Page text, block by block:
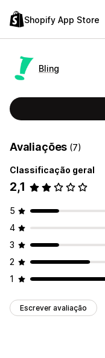
Shopify App Store
Bling
Avaliações (7)
Classificação geral
2,1
5
4
3
2
1
Escrever avaliação